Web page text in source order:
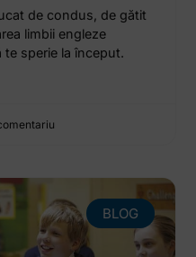
de condus, de gătit
limbii engleze
sperie la început.
BLOG